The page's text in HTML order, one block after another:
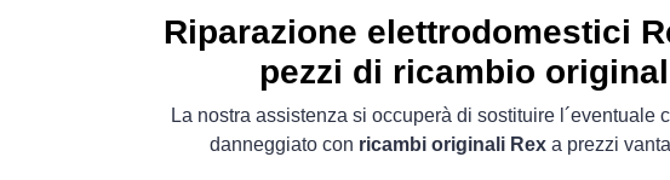
Riparazione elettrodomestici
pezzi di ricambio
La nostra assistenza si occuperà di sostituire l´eventuale
danneggiato con ricambi originali Rex a prezzi